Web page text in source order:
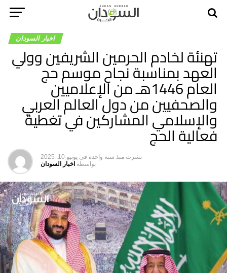
اخبار السودان
تهنئة لخادم الحرمين الشريفين وولي
العهد بمناسبة نجاح موسم حج
العام 1446هـ من الإعلاميين
والصحفيين من دول العالم العربي
والإسلامي المشاركين في تغطية
فعالية الحج
نشرت منذ سنة واحدة في يونيو 10, 2025
بواسطه اخبار السودان